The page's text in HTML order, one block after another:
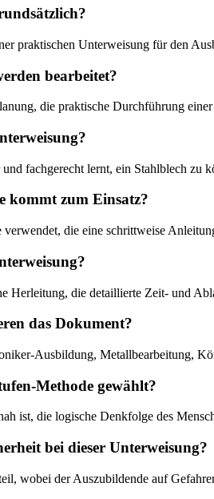
praktischen Unterweisung für den
bearbeitet?
die praktische Durchführung
fachgerecht lernt, ein Stahlblech
kommt zum Einsatz?
die eine schrittweise
Herleitung, die detaillierte Zeit- und
das Dokument?
Ausbildung, Metallbearbeitung,
Methode gewählt?
ist, die logische Denkfolge des
bei dieser Unterweisung?
wobei der Auszubildende auf